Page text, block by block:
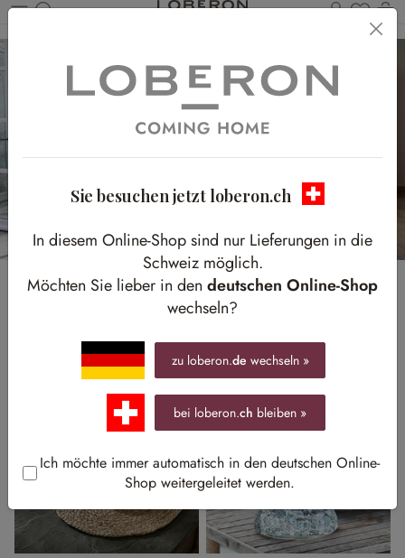
Du
Genussmomente
Sie besuchen jetzt loberon.ch
In diesem Online-Shop sind nur Lieferungen in die
Schweiz möglich.
Möchten Sie lieber in den deutschen Online-Shop
wechseln?
zu loberon.de wechseln »
bei loberon.ch bleiben »
Ich möchte immer automatisch in den deutschen Online-
Shop weitergeleitet werden.